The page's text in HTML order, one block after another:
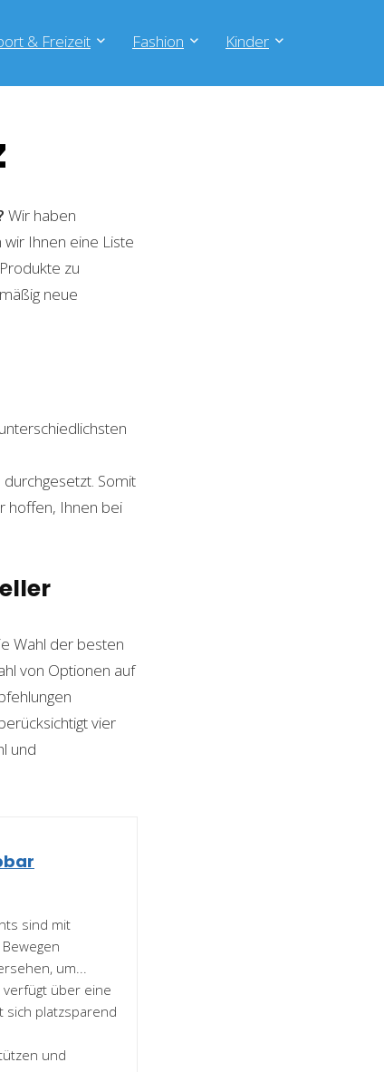
& Freizeit Fashion Kinder
Wir haben
Ihnen eine Liste
zu
neue
Somit
hoffen, Ihnen bei
Wahl der besten
von Optionen auf
vier
und
sind mit
um...
verfügt über eine
sich platzsparend
und